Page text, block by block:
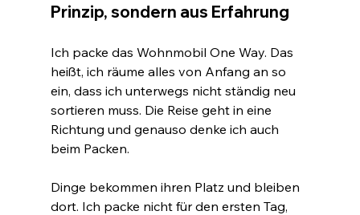
Prinzip, sondern aus Erfahrung
Ich packe das Wohnmobil One Way. Das
heißt, ich räume alles von Anfang an so
ein, dass ich unterwegs nicht ständig neu
sortieren muss. Die Reise geht in eine
Richtung und genauso denke ich auch
beim Packen.
Dinge bekommen ihren Platz und bleiben
dort. Ich packe nicht für den ersten Tag,